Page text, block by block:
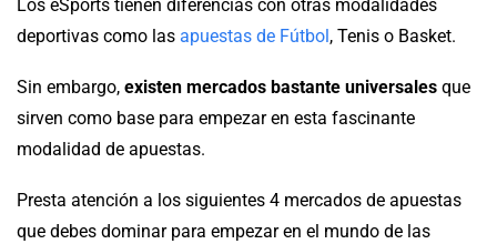
Los eSports tienen diferencias con otras modalidades
deportivas como las apuestas de Fútbol , Tenis o Basket.
Sin embargo, existen mercados bastante universales que
sirven como base para empezar en esta fascinante
modalidad de apuestas.
Presta atención a los siguientes 4 mercados de apuestas
que debes dominar para empezar en el mundo de las